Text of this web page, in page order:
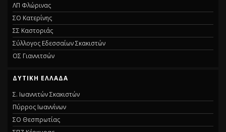
ΛΠ Φλώρινας
ΣΟ Κατερίνης
ΣΣ Καστοριάς
Σύλλογος Εδεσσαίων Σκακιστών
ΟΣ Γιαννιτσών
ΔΥΤΙΚΗ ΕΛΛΑΔΑ
Σ. Ιωαννιτών Σκακιστών
Πύρρος Ιωαννίνων
ΣΟ Θεσπρωτίας